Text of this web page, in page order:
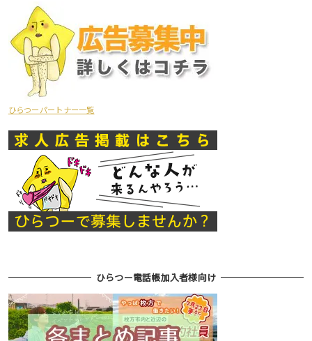
ひらつーパートナー一覧
ひらつー電話帳加入者様向け